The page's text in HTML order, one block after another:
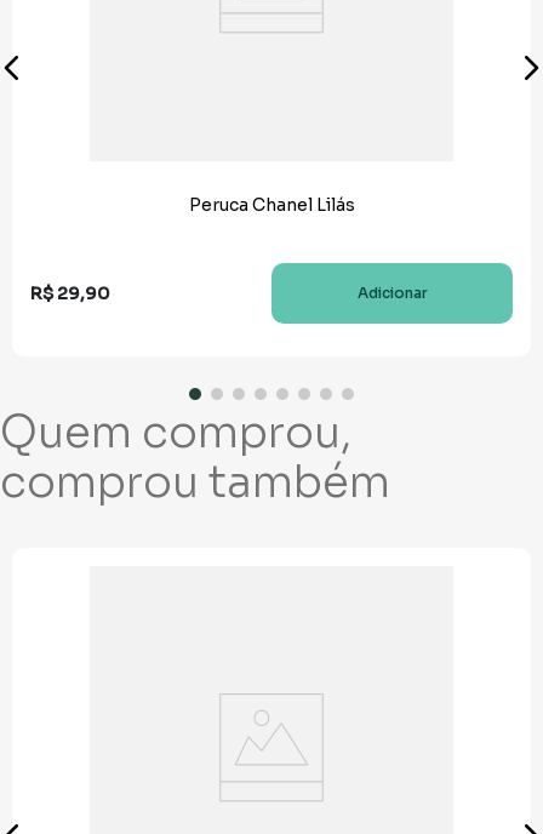
Peruca Chanel Lilás
R$ 29,90 Adicionar
Quem comprou,
comprou também